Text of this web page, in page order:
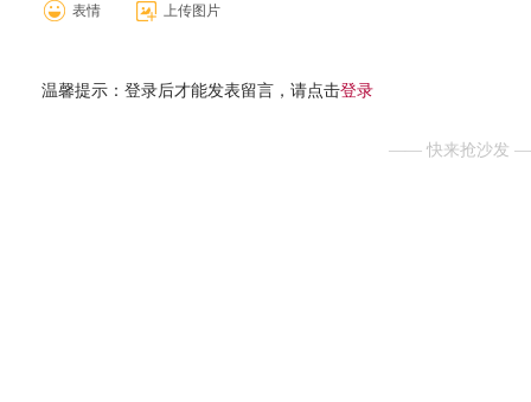
表情 上传图片
温馨提示：登录后才能发表留言，请点击登录
—— 快来抢沙发